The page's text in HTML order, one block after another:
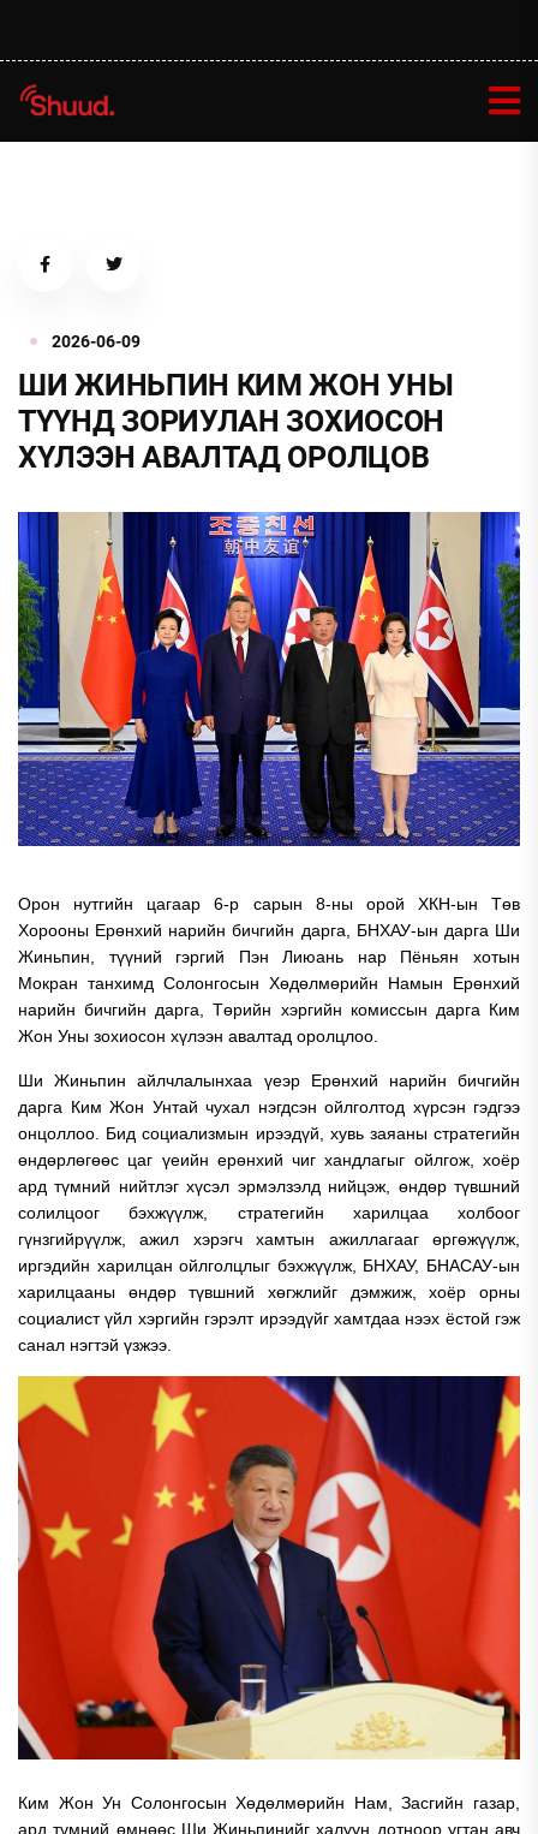
2026-06-09
ШИ ЖИНЬПИН КИМ ЖОН УНЫ
ТҮҮНД ЗОРИУЛАН ЗОХИОСОН
ХҮЛЭЭН АВАЛТАД ОРОЛЦОВ
Орон нутгийн цагаар 6-р сарын 8-ны орой ХКН-ын Төв
Хорооны Ерөнхий нарийн бичгийн дарга, БНХАУ-ын дарга Ши
Жиньпин, түүний гэргий Пэн Лиюань нар Пёньян хотын
Мокран танхимд Солонгосын Хөдөлмөрийн Намын Ерөнхий
нарийн бичгийн дарга, Төрийн хэргийн комиссын дарга Ким
Жон Уны зохиосон хүлээн авалтад оролцлоо.
Ши Жиньпин айлчлалынхаа үеэр Ерөнхий нарийн бичгийн
дарга Ким Жон Унтай чухал нэгдсэн ойлголтод хүрсэн гэдгээ
онцоллоо. Бид социализмын ирээдүй, хувь заяаны стратегийн
өндөрлөгөөс цаг үеийн ерөнхий чиг хандлагыг ойлгож, хоёр
ард түмний нийтлэг хүсэл эрмэлзэлд нийцэж, өндөр түвшний
солилцоог бэхжүүлж, стратегийн харилцаа холбоог
гүнзгийрүүлж, ажил хэрэгч хамтын ажиллагааг өргөжүүлж,
иргэдийн харилцан ойлголцлыг бэхжүүлж, БНХАУ, БНАСАУ-ын
харилцааны өндөр түвшний хөгжлийг дэмжиж, хоёр орны
социалист үйл хэргийн гэрэлт ирээдүйг хамтдаа нээх ёстой гэж
санал нэгтэй үзжээ.
Ким Жон Ун Солонгосын Хөдөлмөрийн Нам, Засгийн газар,
ард түмний өмнөөс Ши Жиньпинийг халуун дотноор угтан авч